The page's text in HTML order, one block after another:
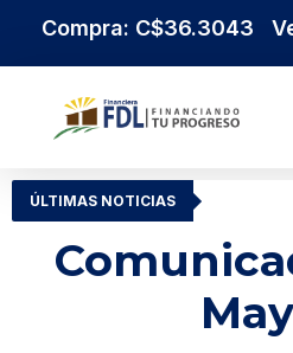
Compra: C$36.3043
ÚLTIMAS NOTICIAS